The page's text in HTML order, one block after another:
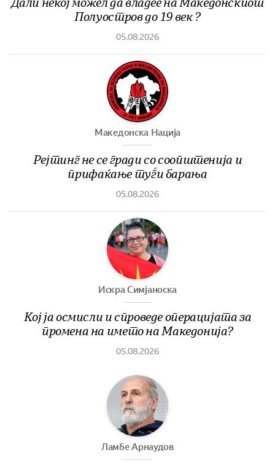
Полуостров до 19 век ?
05.08.2026
Македонска Нација
Рејтинг не се гради со соопштенија и
прифаќање туѓи барања
05.08.2026
Искра Симјаноска
Кој ја осмисли и спроведе операцијата за
промена на името на Македонија?
05.08.2026
Ламбе Арнаудов